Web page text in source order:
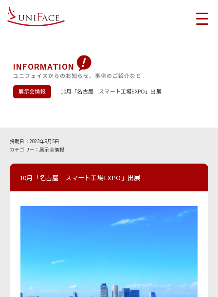
INFORMATION
ユニフェイスからのお知らせ、事例のご紹介など
展示会情報 10月「名古屋 スマート工場EXPO」出展
2023年9月5日
展示会情報
10月「名古屋 スマート工場EXPO」出展